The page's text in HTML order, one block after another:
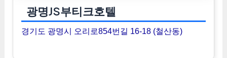
광명JS부티크호텔
경기도 광명시 오리로854번길 16-18 (철산동)